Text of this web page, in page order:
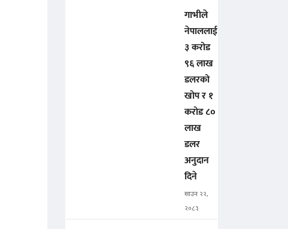
गाभीले
नेपाललाई
३ करोड
९६ लाख
डलरको
खोप र १
करोड ८०
लाख
डलर
अनुदान
दिने
साउन २२,
२०८३